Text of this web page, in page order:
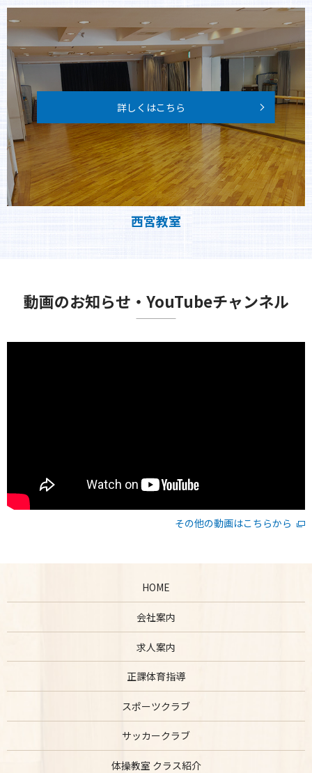
詳しくはこちら
西宮教室
動画のお知らせ・YouTubeチャンネル
その他の動画はこちらから
HOME
会社案内
求人案内
正課体育指導
スポーツクラブ
サッカークラブ
体操教室 クラス紹介